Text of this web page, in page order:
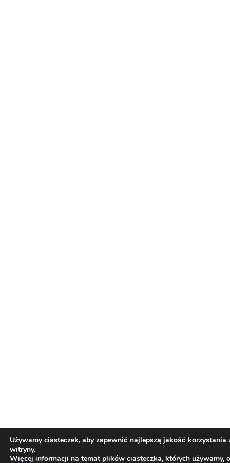
Używamy ciasteczek, aby zapewnić najlepszą jakość korzystania
witryny.
Więcej informacji na temat plików ciasteczka, których używamy,